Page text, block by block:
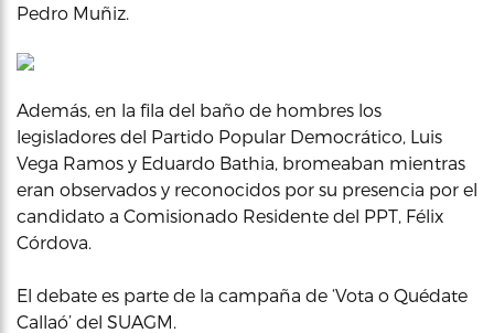
Pedro Muñiz.
Además, en la fila del baño de hombres los
legisladores del Partido Popular Democrático, Luis
Vega Ramos y Eduardo Bathia, bromeaban mientras
eran observados y reconocidos por su presencia por el
candidato a Comisionado Residente del PPT, Félix
Córdova.
El debate es parte de la campaña de ‘Vota o Quédate
Callaó’ del SUAGM.